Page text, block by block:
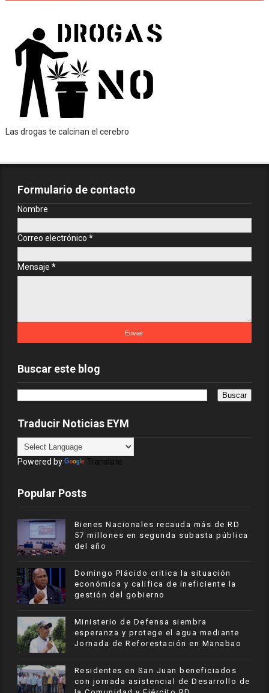
Las drogas te calcinan el cerebro
Formulario de contacto
Nombre
Correo electrónico *
Mensaje *
Buscar este blog
Traducir Noticias EYM
Powered by Translate
Popular Posts
Bienes Nacionales recauda más de RD
57 millones en segunda subasta pública
del año
​Domingo Plácido critica la situación
económica y califica de ineficiente la
gestión del gobierno
Ministerio de Defensa siembra
esperanza y protege el agua mediante
Jornada de Reforestación en Manabao
Residentes en San Juan beneficiados
con jornada asistencial de Desarrollo de